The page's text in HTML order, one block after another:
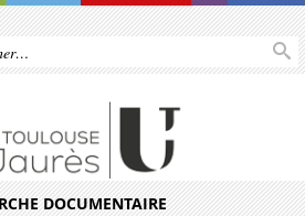
DOCUMENTAIRE